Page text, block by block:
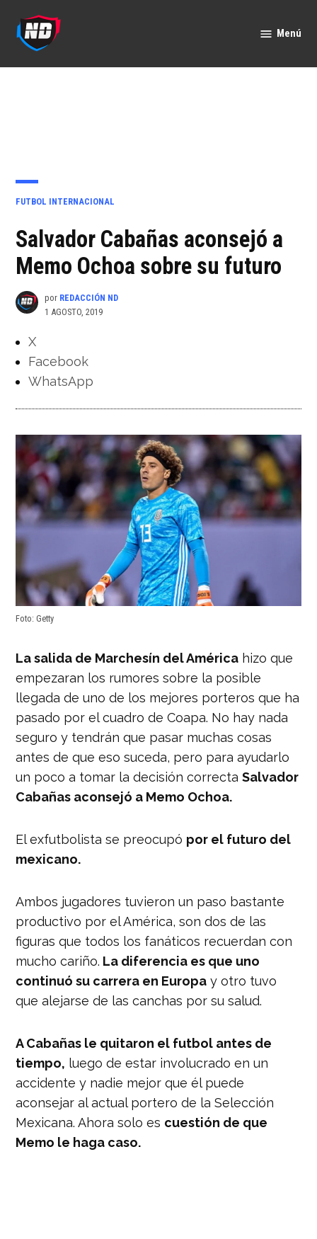
contenido
Menú
PUBLICADO
FUTBOL INTERNACIONAL
Salvador Cabañas aconsejó a
Memo Ochoa sobre su futuro
por REDACCIÓN ND
1 AGOSTO, 2019
X
Facebook
WhatsApp
Foto: Getty
La salida de Marchesín del América hizo que
empezaran los rumores sobre la posible
llegada de uno de los mejores porteros que ha
pasado por el cuadro de Coapa. No hay nada
seguro y tendrán que pasar muchas cosas
antes de que eso suceda, pero para ayudarlo
un poco a tomar la decisión correctaSalvador
Cabañas aconsejó a Memo Ochoa.
El exfutbolista se preocupó por el futuro del
mexicano.
Ambos jugadores tuvieron un paso bastante
productivo por el América, son dos de las
figuras que todos los fanáticos recuerdan con
mucho cariño. La diferencia es que uno
continuó su carrera en Europa y otro tuvo
que alejarse de las canchas por su salud.
A Cabañas le quitaron el futbol antes de
tiempo, luego de estar involucrado en un
accidente y nadie mejor que él puede
aconsejar al actual portero de la Selección
Mexicana. Ahora solo es cuestión de que
Memo le haga caso.